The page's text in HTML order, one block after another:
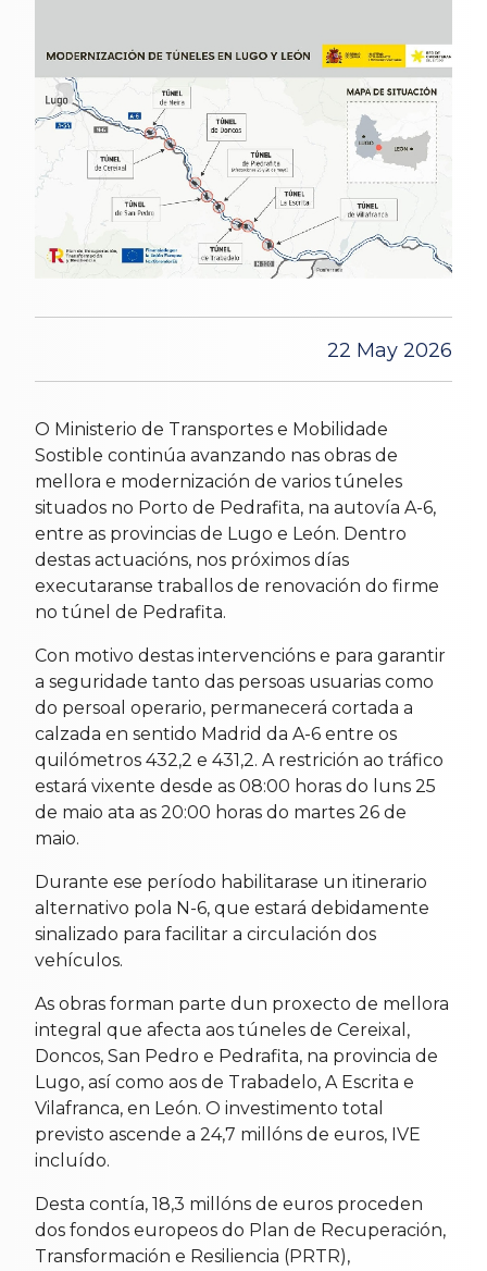
22 May 2026
O Ministerio de Transportes e Mobilidade
Sostible continúa avanzando nas obras de
mellora e modernización de varios túneles
situados no Porto de Pedrafita, na autovía A-6,
entre as provincias de Lugo e León. Dentro
destas actuacións, nos próximos días
executaranse traballos de renovación do firme
no túnel de Pedrafita.
Con motivo destas intervencións e para garantir
a seguridade tanto das persoas usuarias como
do persoal operario, permanecerá cortada a
calzada en sentido Madrid da A-6 entre os
quilómetros 432,2 e 431,2. A restrición ao tráfico
estará vixente desde as 08:00 horas do luns 25
de maio ata as 20:00 horas do martes 26 de
maio.
Durante ese período habilitarase un itinerario
alternativo pola N-6, que estará debidamente
sinalizado para facilitar a circulación dos
vehículos.
As obras forman parte dun proxecto de mellora
integral que afecta aos túneles de Cereixal,
Doncos, San Pedro e Pedrafita, na provincia de
Lugo, así como aos de Trabadelo, A Escrita e
Vilafranca, en León. O investimento total
previsto ascende a 24,7 millóns de euros, IVE
incluído.
Desta contía, 18,3 millóns de euros proceden
dos fondos europeos do Plan de Recuperación,
Transformación e Resiliencia (PRTR),